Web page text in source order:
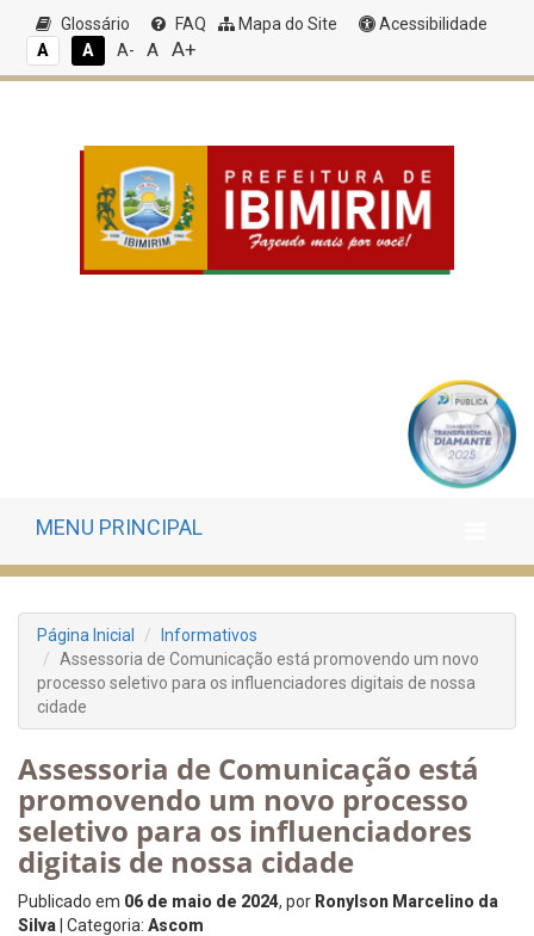
Glossário FAQ Mapa do Site
Acessibilidade
A
A A- A A+
MENU PRINCIPAL
Página Inicial
Informativos
Assessoria de Comunicação está promovendo um novo
processo seletivo para os influenciadores digitais de nossa
cidade
Assessoria de Comunicação está
promovendo um novo processo
seletivo para os influenciadores
digitais de nossa cidade
Publicado em 06 de maio de 2024, por Ronylson Marcelino da
Silva | Categoria: Ascom